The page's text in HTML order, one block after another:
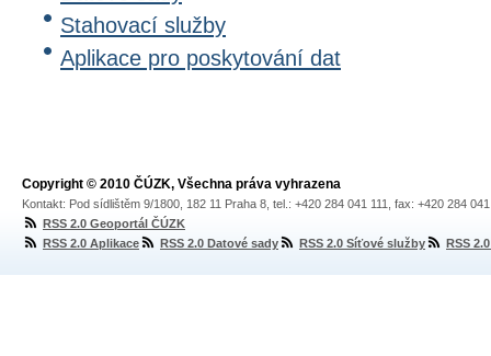
Stahovací služby
Aplikace pro poskytování dat
Copyright © 2010 ČÚZK, Všechna práva vyhrazena
Kontakt: Pod sídlištěm 9/1800, 182 11 Praha 8, tel.: +420 284 041 111, fax: +420 284
RSS 2.0 Geoportál ČÚZK
RSS 2.0 Aplikace
RSS 2.0 Datové sady RSS 2.0 Síťové služby RSS